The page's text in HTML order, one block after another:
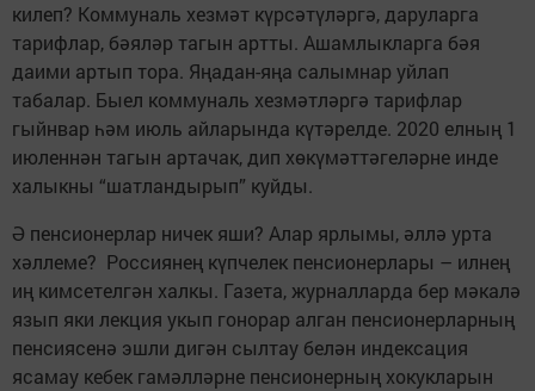
килеп? Коммуналь хезмәт күрсәтүләргә, даруларга
тарифлар, бәяләр тагын артты. Ашамлыкларга бәя
даими артып тора. Яңадан-яңа салымнар уйлап
табалар. Быел коммуналь хезмәтләргә тарифлар
гыйнвар һәм июль айларында күтәрелде. 2020 елның 1
июленнән тагын артачак, дип хөкүмәттәгеләрне инде
халыкны “шатландырып” куйды.
Ә пенсионерлар ничек яши? Алар ярлымы, әллә урта
хәллеме? Россиянең күпчелек пенсионерлары – илнең
иң кимсетелгән халкы. Газета, журналларда бер мәкалә
язып яки лекция укып гонорар алган пенсионерларның
пенсиясенә эшли дигән сылтау белән индексация
ясамау кебек гамәлләрне пенсионерның хокукларын